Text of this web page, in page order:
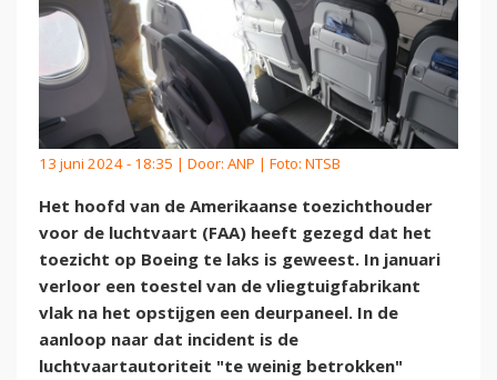
13 juni 2024 - 18:35 | Door: ANP | Foto: NTSB
Het hoofd van de Amerikaanse toezichthouder
voor de luchtvaart (FAA) heeft gezegd dat het
toezicht op Boeing te laks is geweest. In januari
verloor een toestel van de vliegtuigfabrikant
vlak na het opstijgen een deurpaneel. In de
aanloop naar dat incident is de
luchtvaartautoriteit "te weinig betrokken"